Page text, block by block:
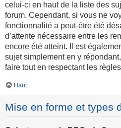
celui-ci en haut de la liste des
forum. Cependant, si vous ne
fonctionnalité a peut-être été
d’attente nécessaire entre les
encore été atteint. Il est
sujet simplement en y
faire tout en respectant les
Haut
Mise en forme et types